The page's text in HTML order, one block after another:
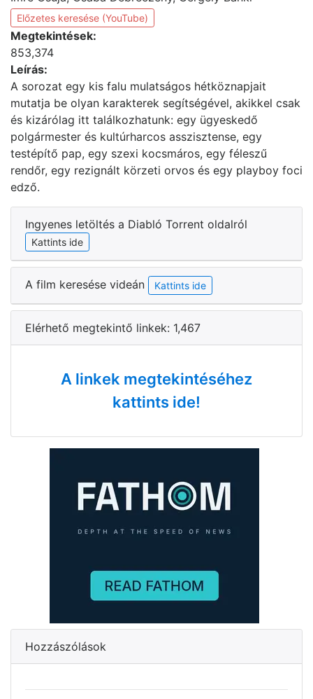
Előzetes keresése (YouTube)
Megtekintések:
853,374
Leírás:
A sorozat egy kis falu mulatságos hétköznapjait
mutatja be olyan karakterek segítségével, akikkel csak
és kizárólag itt találkozhatunk: egy ügyeskedő
polgármester és kultúrharcos asszisztense, egy
testépítő pap, egy szexi kocsmáros, egy féleszű
rendőr, egy rezignált körzeti orvos és egy playboy foci
edző.
Ingyenes letöltés a Diabló Torrent oldalról
Kattints ide
A film keresése videán Kattints ide
Elérhető megtekintő linkek: 1,467
A linkek megtekintéséhez
kattints ide!
Hozzászólások